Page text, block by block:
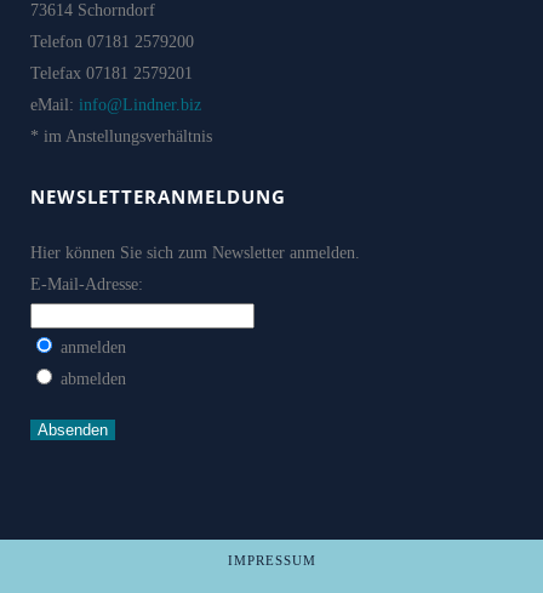
73614 Schorndorf
Telefon 07181 2579200
Telefax 07181 2579201
eMail: info@Lindner.biz
* im Anstellungsverhältnis
NEWSLETTERANMELDUNG
Hier können Sie sich zum Newsletter anmelden.
E-Mail-Adresse:
anmelden
abmelden
IMPRESSUM